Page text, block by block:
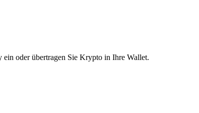
oder übertragen Sie Krypto in Ihre Wallet.